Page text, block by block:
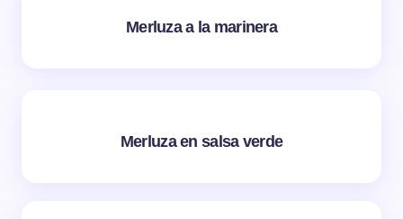
Merluza a la marinera
Merluza en salsa verde